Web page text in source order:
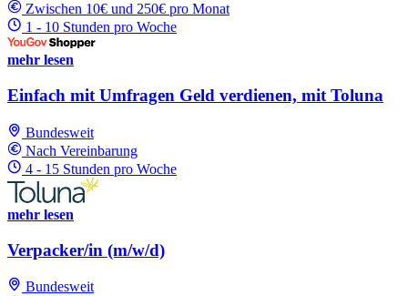
Zwischen 10€ und 250€ pro Monat
1 - 10 Stunden pro Woche
mehr lesen
Einfach mit Umfragen Geld verdienen, mit Toluna
Bundesweit
Nach Vereinbarung
4 - 15 Stunden pro Woche
mehr lesen
Verpacker/in (m/w/d)
Bundesweit